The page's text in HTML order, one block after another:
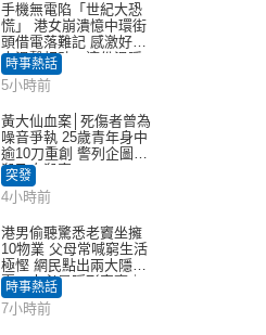
手機無電陷「世紀大恐
慌」 港女崩潰憶中環街
頭借電落難記 感激好心
人溫馨相助：這份溫暖
記一輩子｜Juicy叮
時事熱話
5小時前
黃大仙血案│死傷者曾為
噪音爭執 25歲青年身中
逾10刀重創 警列企圖謀
殺及自殺案
突發
4小時前
港男偷聽驚悉老竇坐擁
10物業 父母常喊窮生活
極慳 網民點出兩大隱
憂：未必是隱形富豪｜
Juicy叮
時事熱話
7小時前